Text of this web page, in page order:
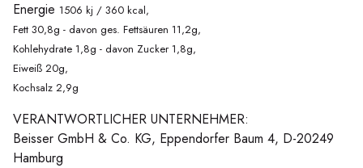
Energie 1506 kj / 360 kcal,
Fett 30,8g - davon ges. Fettsäuren 11,2g,
Kohlehydrate 1,8g - davon Zucker 1,8g,
Eiweiß 20g,
Kochsalz 2,9g
VERANTWORTLICHER UNTERNEHMER:
Beisser GmbH & Co. KG, Eppendorfer Baum 4, D-20249
Hamburg